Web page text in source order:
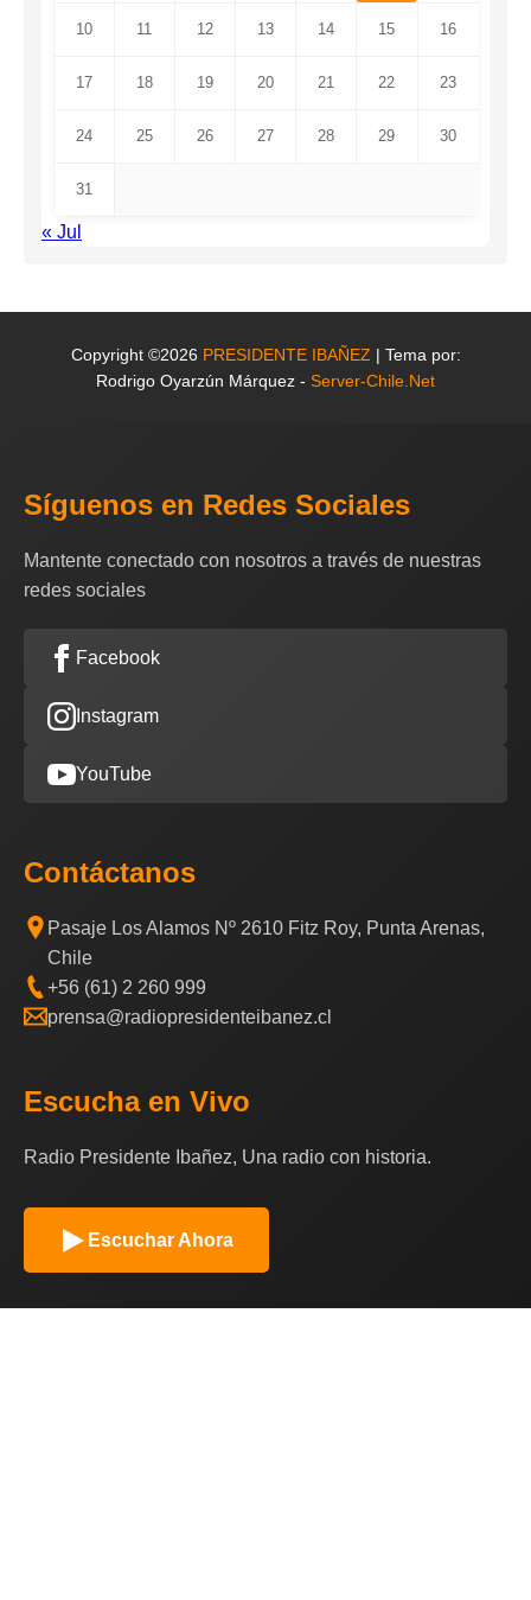
10 11 12 13 14 15 16
17 18 19 20 21 22 23
24 25 26 27 28 29 30
31
« Jul
Copyright ©2026 PRESIDENTE IBAÑEZ | Tema por:
Rodrigo Oyarzún Márquez - Server-Chile.Net
Síguenos en Redes Sociales
Mantente conectado con nosotros a través de nuestras
redes sociales
Facebook
Instagram
YouTube
Contáctanos
Pasaje Los Alamos Nº 2610 Fitz Roy, Punta Arenas,
Chile
+56 (61) 2 260 999
prensa@radiopresidenteibanez.cl
Escucha en Vivo
Radio Presidente Ibañez, Una radio con historia.
Escuchar Ahora